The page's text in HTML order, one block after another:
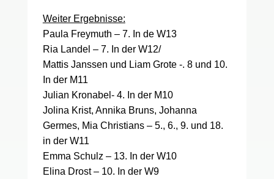
Weiter Ergebnisse:
Paula Freymuth – 7. In de W13
Ria Landel – 7. In der W12/
Mattis Janssen und Liam Grote -. 8 und 10.
In der M11
Julian Kronabel- 4. In der M10
Jolina Krist, Annika Bruns, Johanna
Germes, Mia Christians – 5., 6., 9. und 18.
in der W11
Emma Schulz – 13. In der W10
Elina Drost – 10. In der W9